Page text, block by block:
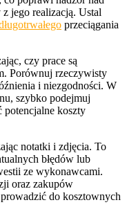
jego realizacją. Ustal
przeciągania
czy prace są
Porównuj rzeczywisty
i niezgodności. W
szybko podejmuj
potencjalne koszty
notatki i zdjęcia. To
błędów lub
ze wykonawcami.
oraz zakupów
do kosztownych